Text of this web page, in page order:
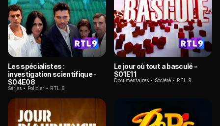
Les spécialistes :
investigation scientifique-
S04E08
Séries Policier RTL 9
Le jour où tout a basculé-
S01E11
Documentaires Société RTL 9